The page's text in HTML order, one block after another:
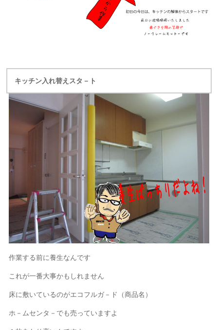
キッチン入れ替えスタ－ト
作業する前に養生なんです
これが一番大事かもしれません
床に敷いているのがエコフルガ－ド（商品名）
ホ－ムセンタ－でも売っていますよ